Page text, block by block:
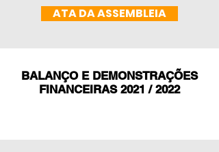
ATA DA ASSEMBLEIA
BALANÇO E DEMONSTRAÇÕES
FINANCEIRAS 2021 / 2022